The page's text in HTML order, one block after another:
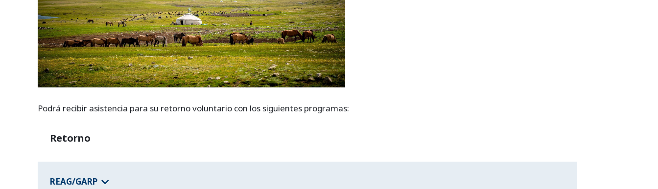
Podrá recibir asistencia para su retorno voluntario con los siguientes programas:
Retorno
REAG/GARP